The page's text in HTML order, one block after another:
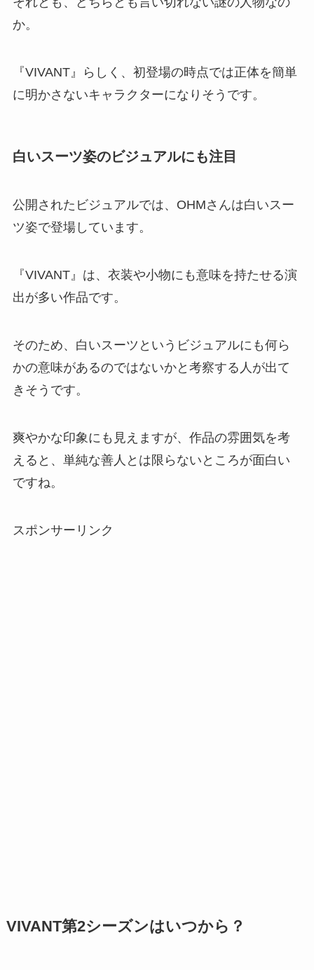
か。
『VIVANT』らしく、初登場の時点では正体を簡単
に明かさないキャラクターになりそうです。
白いスーツ姿のビジュアルにも注目
公開されたビジュアルでは、OHMさんは白いスー
ツ姿で登場しています。
『VIVANT』は、衣装や小物にも意味を持たせる演
出が多い作品です。
そのため、白いスーツというビジュアルにも何ら
かの意味があるのではないかと考察する人が出て
きそうです。
爽やかな印象にも見えますが、作品の雰囲気を考
えると、単純な善人とは限らないところが面白い
ですね。
スポンサーリンク
VIVANT第2シーズンはいつから？